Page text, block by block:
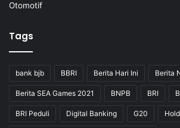
Otomotif
Tags
bank bjb BBRI Berita Hari Ini Berita
Berita SEA Games 2021 BNPB BRI
BRI Peduli Digital Banking G20